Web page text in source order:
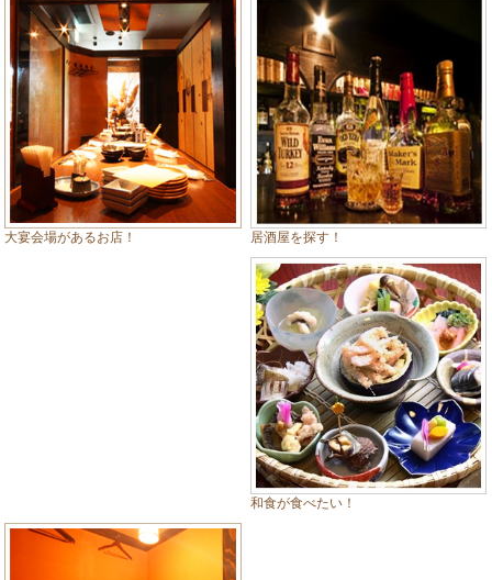
大宴会場があるお店！ 居酒屋を探す！
和食が食べたい！